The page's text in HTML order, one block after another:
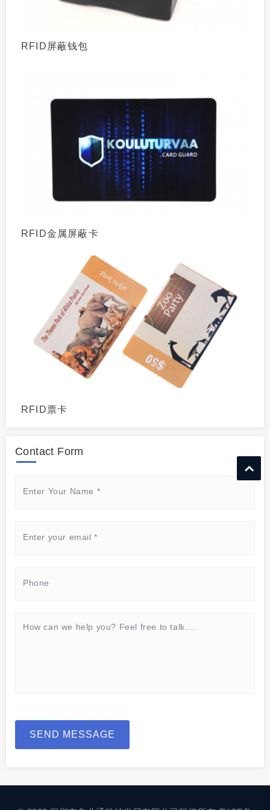
RFID屏蔽钱包
RFID金属屏蔽卡
RFID票卡
Contact Form
SEND MESSAGE